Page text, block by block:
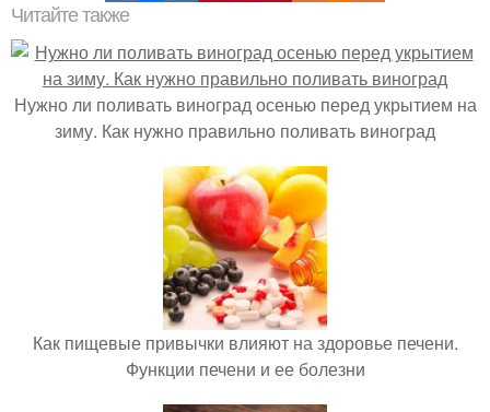
Читайте также
Нужно ли поливать виноград осенью перед укрытием на
зиму. Как нужно правильно поливать виноград
Как пищевые привычки влияют на здоровье печени.
Функции печени и ее болезни